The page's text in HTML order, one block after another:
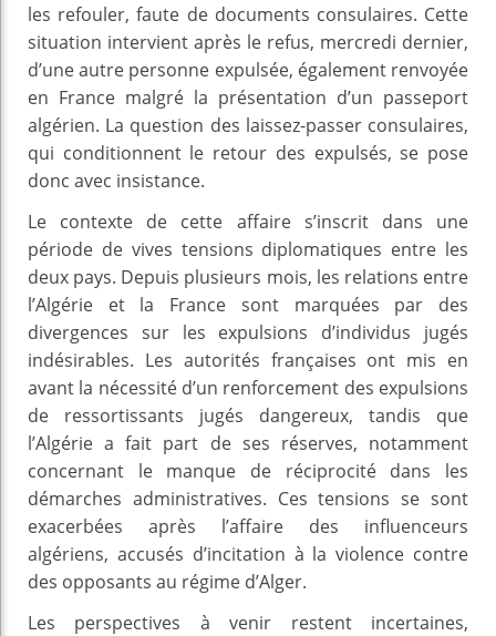
les refouler, faute de documents consulaires. Cette
situation intervient après le refus, mercredi dernier,
d’une autre personne expulsée, également renvoyée
en France malgré la présentation d’un passeport
algérien. La question des laissez-passer consulaires,
qui conditionnent le retour des expulsés, se pose
donc avec insistance.
Le contexte de cette affaire s’inscrit dans une
période de vives tensions diplomatiques entre les
deux pays. Depuis plusieurs mois, les relations entre
l’Algérie et la France sont marquées par des
divergences sur les expulsions d’individus jugés
indésirables. Les autorités françaises ont mis en
avant la nécessité d’un renforcement des expulsions
de ressortissants jugés dangereux, tandis que
l’Algérie a fait part de ses réserves, notamment
concernant le manque de réciprocité dans les
démarches administratives. Ces tensions se sont
exacerbées après l’affaire des influenceurs
algériens, accusés d’incitation à la violence contre
des opposants au régime d’Alger.
Les perspectives à venir restent incertaines,